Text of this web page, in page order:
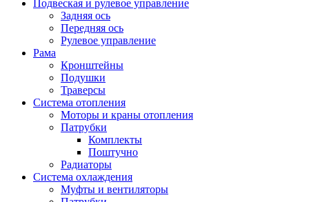
Подвеская и рулевое управление
Задняя ось
Передняя ось
Рулевое управление
Рама
Кронштейны
Подушки
Траверсы
Система отопления
Моторы и краны отопления
Патрубки
Комплекты
Поштучно
Радиаторы
Система охлаждения
Муфты и вентиляторы